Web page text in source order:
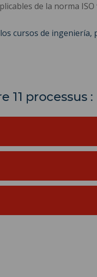
de la norma
cursos de
11 processus :